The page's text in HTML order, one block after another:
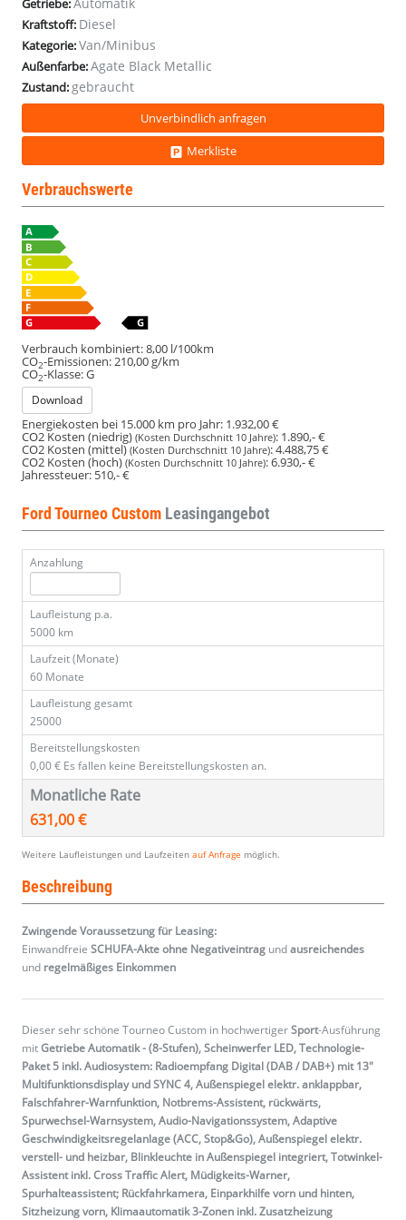
ACC
ACC
ACC
ACC
Getriebe:
Kraftstoff: Diesel
Kategorie:Van/Minibus
Außenfarbe:Agate Black Metallic
Zustand: gebraucht
Unverbindlich anfragen
Merkliste
Verbrauchswerte
Verbrauch kombiniert:8,00 l/100km
CO2-Emissionen:210,00 g/km
CO2-Klasse:G
Download
Energiekosten bei 15.000 km pro Jahr: 1.932,00 €
CO2 Kosten (niedrig) (Kosten Durchschnitt 10 Jahre): 1.890,- €
CO2 Kosten (mittel)(Kosten Durchschnitt 10 Jahre):4.488,75 €
CO2 Kosten (hoch) (Kosten Durchschnitt 10 Jahre):6.930,- €
Jahressteuer: 510,- €
Ford Tourneo Custom Leasingangebot
Anzahlung
Laufleistung p.a.
5000 km
Laufzeit (Monate)
60 Monate
Laufleistung gesamt
25000
Bereitstellungskosten
0,00 € Es fallen keine Bereitstellungskosten an.
Monatliche Rate
631,00 €
Weitere Laufleistungen und Laufzeiten auf Anfrage möglich.
Beschreibung
Zwingende Voraussetzung für Leasing:
Einwandfreie SCHUFA-Akte ohne Negativeintrag undausreichendes
und regelmäßiges Einkommen
Dieser sehr schöne Tourneo Custom in hochwertigerSport-Ausführung
mitGetriebe Automatik - (8-Stufen), Scheinwerfer LED, Technologie-
Paket 5 inkl. Audiosystem: Radioempfang Digital (DAB / DAB+) mit 13"
Multifunktionsdisplay und SYNC 4, Außenspiegel elektr. anklappbar,
Falschfahrer-Warnfunktion, Notbrems-Assistent, rückwärts,
Spurwechsel-Warnsystem, Audio-Navigationssystem, Adaptive
Geschwindigkeitsregelanlage (ACC, Stop&Go), Außenspiegel elektr.
verstell- und heizbar, Blinkleuchte in Außenspiegel integriert, Totwinkel-
Assistent inkl. Cross Traffic Alert, Müdigkeits-Warner,
Spurhalteassistent; Rückfahrkamera, Einparkhilfe vorn und hinten,
Sitzheizung vorn, Klimaautomatik 3-Zonen inkl. Zusatzheizung